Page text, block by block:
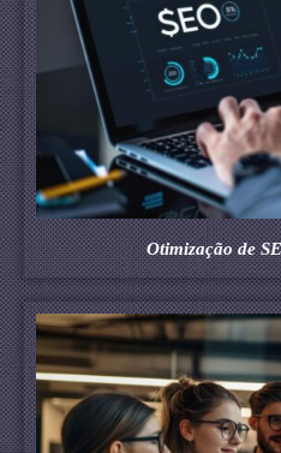
Otimização de